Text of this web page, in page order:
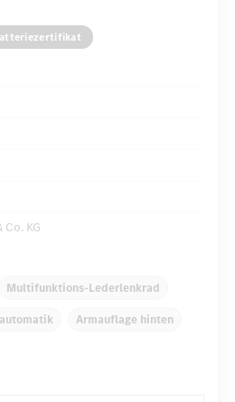
Co. KG
Multifunktions-Lederlenkrad
Armauflage hinten